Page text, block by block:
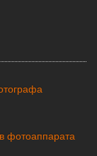
фотоаппарата